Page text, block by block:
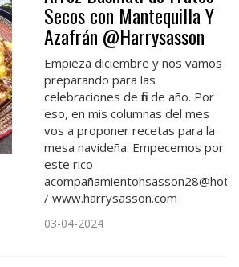
Secos con Mantequilla Y
Azafrán @Harrysasson
Empieza diciembre y nos vamos
preparando para las
celebraciones de fin de año. Por
eso, en mis columnas del mes
vos a proponer recetas para la
mesa navideña. Empecemos por
este rico
/ www.harrysasson.com
03-04-2024